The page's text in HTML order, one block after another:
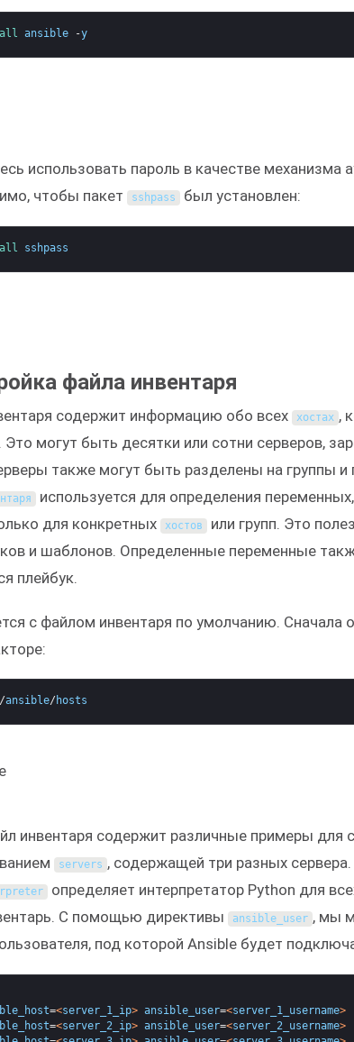
ansible -y
использовать пароль в качестве механизма
чтобы пакет sshpass был установлен:
sshpass
файла инвентаря
содержит информацию обо всех хостах ,
Это могут быть десятки или сотни серверов,
также могут быть разделены на группы и
используется для определения
для конкретных хостов или групп. Это
и шаблонов. Определенные переменные
плейбук.
с файлом инвентаря по умолчанию. Сначала
ansible/ hosts
инвентаря содержит различные примеры для
servers , содержащей три разных
определяет интерпретатор Python для
С помощью директивы ansible_user , мы
под которой Ansible будет
=<server_1_ip> ansible_user=<server_1_username>
=<server_2_ip> ansible_user=<server_2_username>